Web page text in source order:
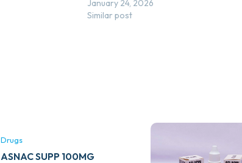
January 24, 2026
Similar post
Drugs
ASNAC SUPP 100MG